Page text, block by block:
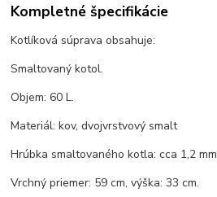
Kompletné špecifikácie
Kotlíková súprava obsahuje:
Smaltovaný kotol.
Objem: 60 L.
Materiál: kov, dvojvrstvový smalt
Hrúbka smaltovaného kotla: cca 1,2 mm
Vrchný priemer: 59 cm, výška: 33 cm.